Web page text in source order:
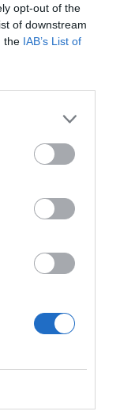
opt-out of the
of downstream
the IAB’s List of